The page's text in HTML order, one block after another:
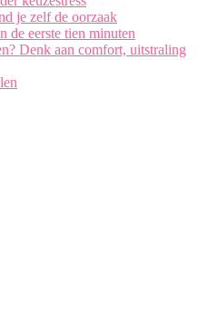
je zelf de oorzaak
de eerste tien minuten
Denk aan comfort, uitstraling